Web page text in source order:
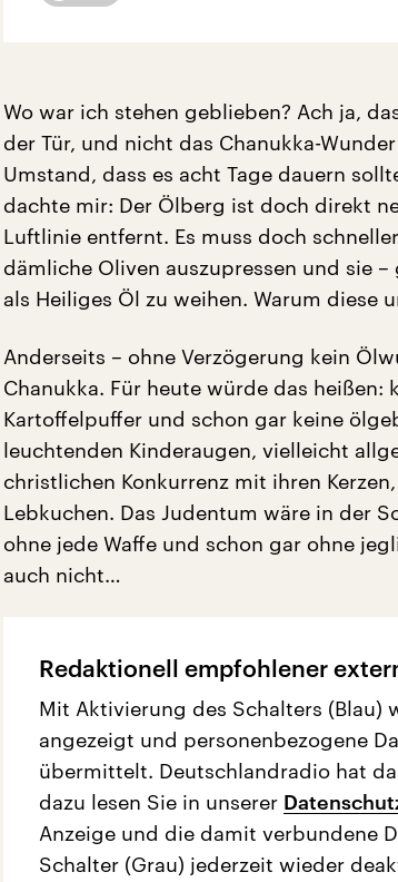
Wo war ich stehen geblieben? Ach ja,
der Tür, und nicht das Chanukka-
Umstand, dass es acht Tage dauern
dachte mir: Der Ölberg ist doch direkt
Luftlinie entfernt. Es muss doch
dämliche Oliven auszupressen und sie
als Heiliges Öl zu weihen. Warum diese
Anderseits – ohne Verzögerung kein
Chanukka. Für heute würde das heißen:
Kartoffelpuffer und schon gar keine
leuchtenden Kinderaugen, vielleicht
christlichen Konkurrenz mit ihren
Lebkuchen. Das Judentum wäre in der
ohne jede Waffe und schon gar ohne
auch nicht…
Redaktionell empfohlener
Mit Aktivierung des Schalters (Blau)
angezeigt und personenbezogene
übermittelt. Deutschlandradio hat
dazu lesen Sie in unserer
Anzeige und die damit verbundene
Schalter (Grau) jederzeit wieder